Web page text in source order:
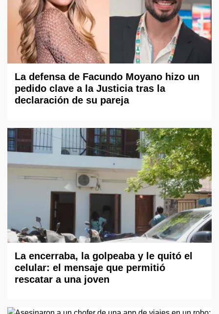
La defensa de Facundo Moyano hizo un
pedido clave a la Justicia tras la
declaración de su pareja
La encerraba, la golpeaba y le quitó el
celular: el mensaje que permitió
rescatar a una joven